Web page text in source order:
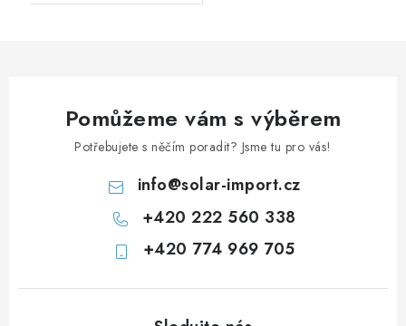
Pomůžeme vám s výběrem
Potřebujete s něčím poradit? Jsme tu pro vás!
info@solar-import.cz
+420 222 560 338
+420 774 969 705